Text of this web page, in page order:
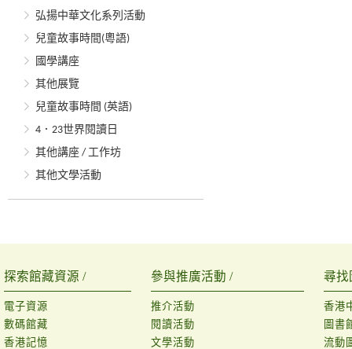
弘揚中華文化系列活動
兒童故事時間(粵語)
國學講座
其他展覽
兒童故事時間 (英語)
4．23世界閱讀日
其他講座 / 工作坊
其他文學活動
探索館藏資源 /
電子資源
數碼館藏
香港記憶
參與推廣活動 /
推介活動
閱讀活動
文學活動
尋找
香港
圖書
流動